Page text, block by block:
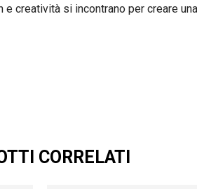
e creatività si incontrano per creare
CORRELATI